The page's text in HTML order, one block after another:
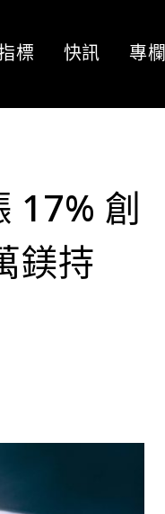
標 快訊 專欄
17% 創
鎂持